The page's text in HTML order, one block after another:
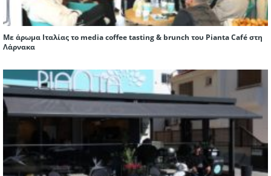
Με άρωμα Ιταλίας το media coffee tasting & brunch του Pianta Café στη
Λάρνακα